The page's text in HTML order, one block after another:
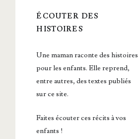
ÉCOUTER DES
HISTOIRES
Une maman raconte des histoires
pour les enfants. Elle reprend,
entre autres, des textes publiés
sur ce site.
Faites écouter ces récits à vos
enfants !